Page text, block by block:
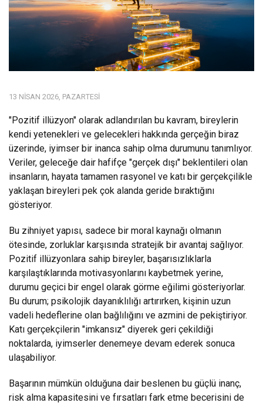
13 NISAN 2026, PAZARTESI
"Pozitif illüzyon" olarak adlandırılan bu kavram, bireylerin
kendi yetenekleri ve gelecekleri hakkında gerçeğin biraz
üzerinde, iyimser bir inanca sahip olma durumunu tanımlıyor.
Veriler, geleceğe dair hafifçe "gerçek dışı" beklentileri olan
insanların, hayata tamamen rasyonel ve katı bir gerçekçilikle
yaklaşan bireyleri pek çok alanda geride bıraktığını
gösteriyor.
Bu zihniyet yapısı, sadece bir moral kaynağı olmanın
ötesinde, zorluklar karşısında stratejik bir avantaj sağlıyor.
Pozitif illüzyonlara sahip bireyler, başarısızlıklarla
karşılaştıklarında motivasyonlarını kaybetmek yerine,
durumu geçici bir engel olarak görme eğilimi gösteriyorlar.
Bu durum; psikolojik dayanıklılığı artırırken, kişinin uzun
vadeli hedeflerine olan bağlılığını ve azmini de pekiştiriyor.
Katı gerçekçilerin "imkansız" diyerek geri çekildiği
noktalarda, iyimserler denemeye devam ederek sonuca
ulaşabiliyor.
Başarının mümkün olduğuna dair beslenen bu güçlü inanç,
risk alma kapasitesini ve fırsatları fark etme becerisini de